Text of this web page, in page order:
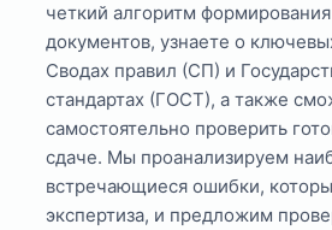
четкий алгоритм
документов, узнаете о
Сводах правил (СП) и
стандартах (ГОСТ), а также
самостоятельно проверить
сдаче. Мы проанализируем
встречающиеся ошибки,
экспертиза, и предложим